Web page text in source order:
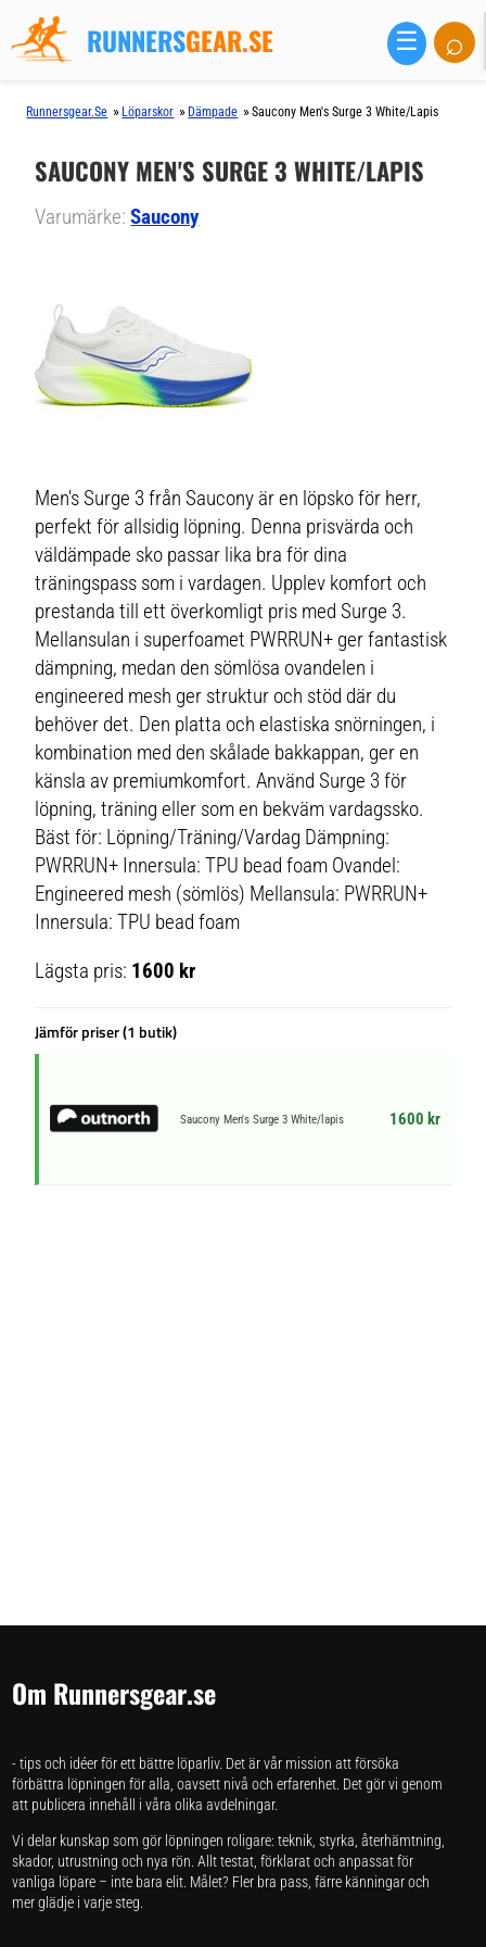
RUNNERSGEAR.SE ☰ ⌕
Runnersgear.se » Löparskor » Dämpade »Saucony Men's Surge 3 White/lapis
SAUCONY MEN'S SURGE 3 WHITE/LAPIS
Varumärke:Saucony
Men's Surge 3 från Saucony är en löpsko för herr,
perfekt för allsidig löpning. Denna prisvärda och
väldämpade sko passar lika bra för dina
träningspass som i vardagen. Upplev komfort och
prestanda till ett överkomligt pris med Surge 3.
Mellansulan i superfoamet PWRRUN+ ger fantastisk
dämpning, medan den sömlösa ovandelen i
engineered mesh ger struktur och stöd där du
behöver det. Den platta och elastiska snörningen, i
kombination med den skålade bakkappan, ger en
känsla av premiumkomfort. Använd Surge 3 för
löpning, träning eller som en bekväm vardagssko.
Bäst för: Löpning/Träning/Vardag Dämpning:
PWRRUN+ Innersula: TPU bead foam Ovandel:
Engineered mesh (sömlös) Mellansula: PWRRUN+
Innersula: TPU bead foam
Lägsta pris: 1600 kr
Jämför priser (1 butik)
Saucony Men's Surge 3 White/lapis 1600 kr
Om Runnersgear.se
- tips och idéer för ett bättre löparliv. Det är vår mission att försöka
förbättra löpningen för alla, oavsett nivå och erfarenhet. Det gör vi genom
att publicera innehåll i våra olika avdelningar.
Vi delar kunskap som gör löpningen roligare: teknik, styrka, återhämtning,
skador, utrustning och nya rön. Allt testat, förklarat och anpassat för
vanliga löpare – inte bara elit. Målet? Fler bra pass, färre känningar och
mer glädje i varje steg.